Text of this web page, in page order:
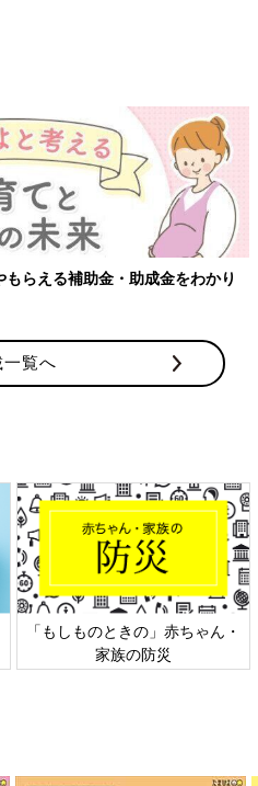
らえる補助金・助成金をわかり
覧へ
「もしものときの」赤ちゃん・
家族の防災